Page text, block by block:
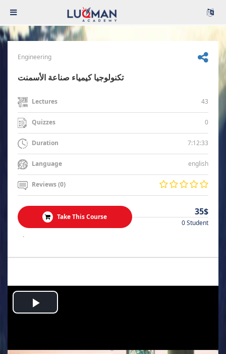
Engineering
تكنولوجيا كيمياء صناعة الأسمنت
Lectures 43
Quizzes 0
Duration 7:12:33
Language english
Reviews (0)
Take This Course 35$
0 Student
.
Play